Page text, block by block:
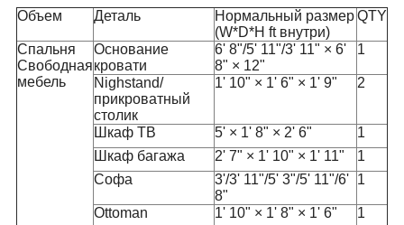
Объем Деталь
Нормальный размер
(W*D*H ft внутри)
QTY
Спальня
Свободная
мебель
Основание
кровати
6' 8"/5' 11"/3' 11" × 6'
8" × 12"
1
Nighstand/
прикроватный
столик
1' 10" × 1' 6" × 1' 9" 2
Шкаф ТВ 5' × 1' 8" × 2' 6"
1
Шкаф багажа
2' 7" × 1' 10" × 1' 11"
1
Софа
3'/3' 11"/5' 3"/5' 11"/6'
8"
1
Ottoman 1' 10" × 1' 8" × 1' 6"
1